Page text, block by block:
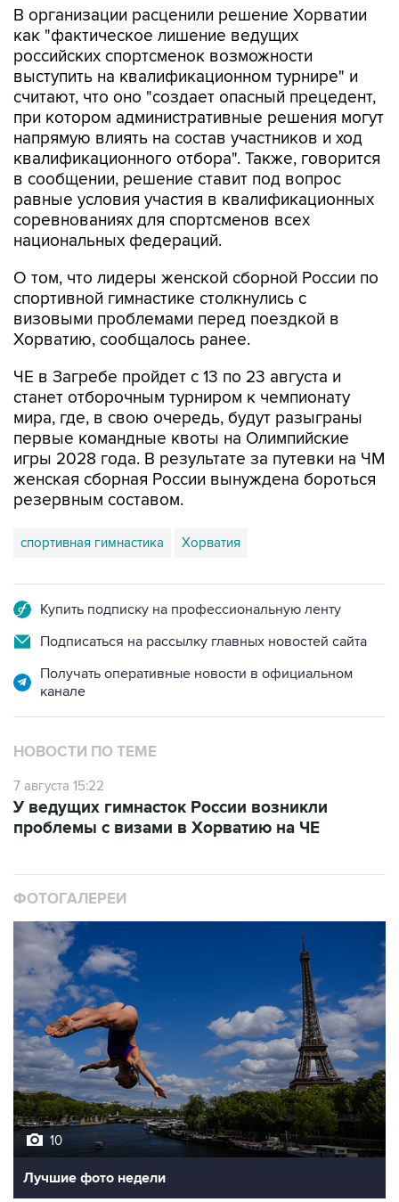
В организации расценили решение Хорватии
как "фактическое лишение ведущих
российских спортсменок возможности
выступить на квалификационном турнире" и
считают, что оно "создает опасный прецедент,
при котором административные решения могут
напрямую влиять на состав участников и ход
квалификационного отбора". Также, говорится
в сообщении, решение ставит под вопрос
равные условия участия в квалификационных
соревнованиях для спортсменов всех
национальных федераций.
О том, что лидеры женской сборной России по
спортивной гимнастике столкнулись с
визовыми проблемами перед поездкой в
Хорватию, сообщалось ранее.
ЧЕ в Загребе пройдет с 13 по 23 августа и
станет отборочным турниром к чемпионату
мира, где, в свою очередь, будут разыграны
первые командные квоты на Олимпийские
игры 2028 года. В результате за путевки на ЧМ
женская сборная России вынуждена бороться
резервным составом.
спортивная гимнастика Хорватия
Купить подписку на профессиональную ленту
Подписаться на рассылку главных новостей сайта
Получать оперативные новости в официальном
канале
НОВОСТИ ПО ТЕМЕ
7 августа 15:22
У ведущих гимнасток России возникли
проблемы с визами в Хорватию на ЧЕ
ФОТОГАЛЕРЕИ
10
Лучшие фото недели